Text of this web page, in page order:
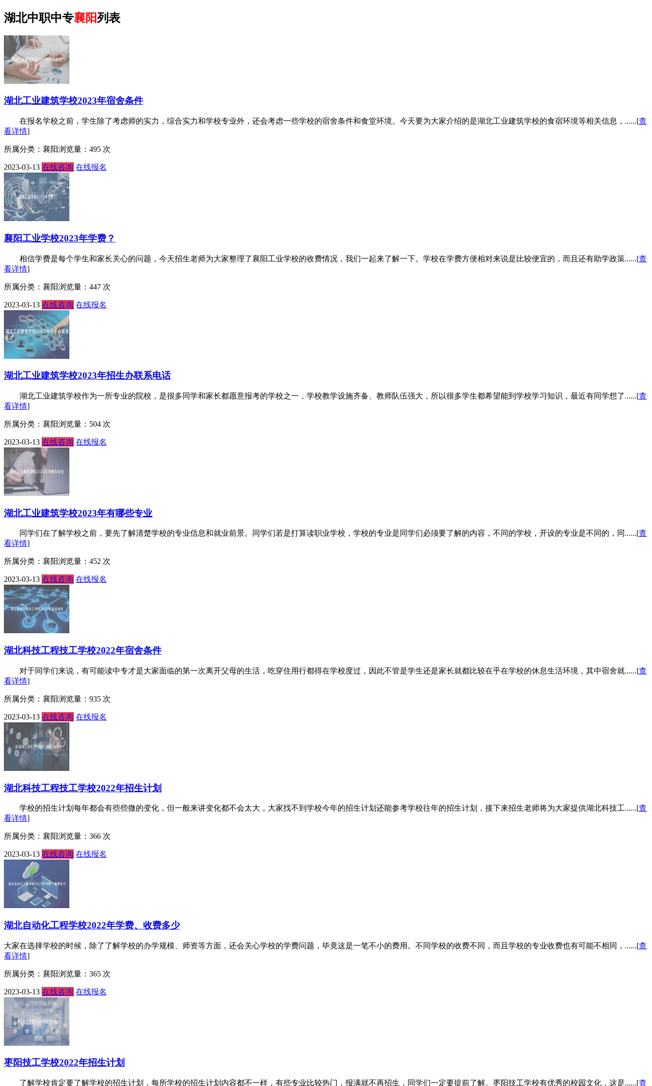
湖北中职中专襄阳列表
湖北工业建筑学校2023年宿舍条件
在报名学校之前，学生除了考虑师的实力，综合实力和学校专业外，还会考虑一些学校的宿舍条件和食堂环境。今天要为大家介绍的是湖北工业建筑学校的食宿环境等相关信息，......[查
看详情]
所属分类：襄阳浏览量：495 次
2023-03-13 在线咨询 在线报名
襄阳工业学校2023年学费？
相信学费是每个学生和家长关心的问题，今天招生老师为大家整理了襄阳工业学校的收费情况，我们一起来了解一下。学校在学费方便相对来说是比较便宜的，而且还有助学政策......[查
看详情]
所属分类：襄阳浏览量：447 次
2023-03-13 在线咨询 在线报名
湖北工业建筑学校2023年招生办联系电话
湖北工业建筑学校作为一所专业的院校，是很多同学和家长都愿意报考的学校之一，学校教学设施齐备、教师队伍强大，所以很多学生都希望能到学校学习知识，最近有同学想了......[查
看详情]
所属分类：襄阳浏览量：504 次
2023-03-13 在线咨询 在线报名
湖北工业建筑学校2023年有哪些专业
同学们在了解学校之前，要先了解清楚学校的专业信息和就业前景。同学们若是打算读职业学校，学校的专业是同学们必须要了解的内容，不同的学校，开设的专业是不同的，同......[查
看详情]
所属分类：襄阳浏览量：452 次
2023-03-13 在线咨询 在线报名
湖北科技工程技工学校2022年宿舍条件
对于同学们来说，有可能读中专才是大家面临的第一次离开父母的生活，吃穿住用行都得在学校度过，因此不管是学生还是家长就都比较在乎在学校的休息生活环境，其中宿舍就......[查
看详情]
所属分类：襄阳浏览量：935 次
2023-03-13 在线咨询 在线报名
湖北科技工程技工学校2022年招生计划
学校的招生计划每年都会有些些微的变化，但一般来讲变化都不会太大，大家找不到学校今年的招生计划还能参考学校往年的招生计划，接下来招生老师将为大家提供湖北科技工......[查
看详情]
所属分类：襄阳浏览量：366 次
2023-03-13 在线咨询 在线报名
湖北自动化工程学校2022年学费、收费多少
大家在选择学校的时候，除了了解学校的办学规模、师资等方面，还会关心学校的学费问题，毕竟这是一笔不小的费用。不同学校的收费不同，而且学校的专业收费也有可能不相同，......[查
看详情]
所属分类：襄阳浏览量：365 次
2023-03-13 在线咨询 在线报名
枣阳技工学校2022年招生计划
了解学校肯定要了解学校的招生计划，每所学校的招生计划内容都不一样，有些专业比较热门，报满就不再招生，同学们一定要提前了解。枣阳技工学校有优秀的校园文化，这是......[查